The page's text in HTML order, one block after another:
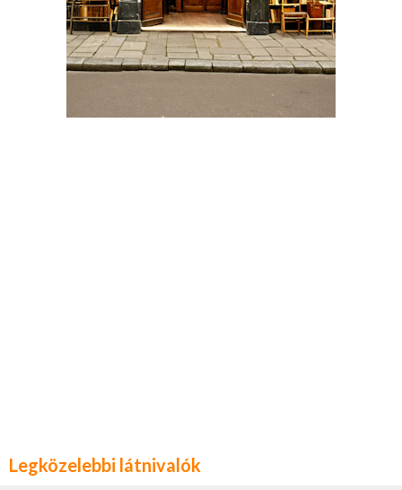
Legközelebbi látnivalók